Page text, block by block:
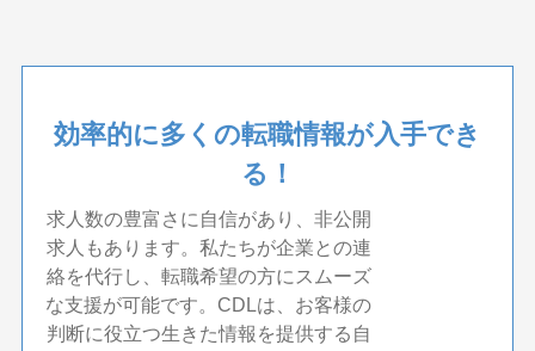
効率的に多くの転職情報が入手でき
る！
求人数の豊富さに自信があり、非公開
求人もあります。私たちが企業との連
絡を代行し、転職希望の方にスムーズ
な支援が可能です。CDLは、お客様の
判断に役立つ生きた情報を提供する自